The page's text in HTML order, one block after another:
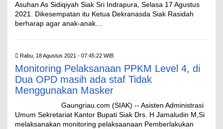
Asuhan As Sidiqiyah Siak Sri Indrapura, Selasa 17 Agustus
2021. Dikesempatan itu Ketua Dekranasda Siak Rasidah
berharap agar anak-anak…
Rabu, 18 Agustus 2021 - 07:45:22 WIB
Monitoring Pelaksanaan PPKM Level 4, di
Dua OPD masih ada staf Tidak
Menggunakan Masker
Gaungriau.com (SIAK) -- Asisten Administrasi
Umum Sekretariat Kantor Bupati Siak Drs. H Jamaludin M,Si
melaksanakan monitoring pelaksaanaan Pemberlakukan